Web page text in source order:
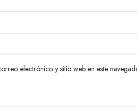
electrónico y sitio web en este